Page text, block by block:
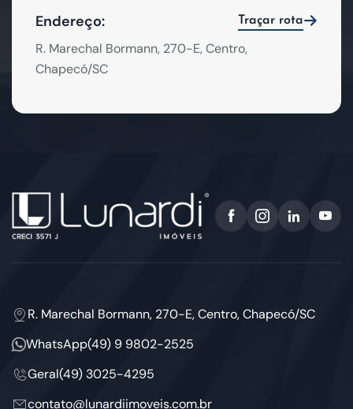
Endereço: Traçar rota
R. Marechal Bormann, 270-E, Centro,
Chapecó/SC
R. Marechal Bormann, 270-E, Centro, Chapecó/SC
WhatsApp(49) 9 9802-2525
Geral(49) 3025-4295
contato@lunardiimoveis.com.br